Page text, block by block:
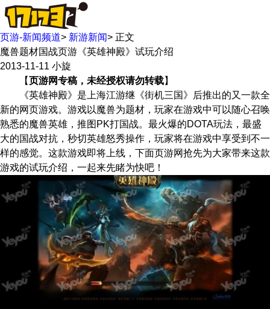
页游-新闻频道> 新游新闻> 正文
魔兽题材国战页游《英雄神殿》试玩介绍
2013-11-11 小旋
【页游网专稿，未经授权请勿转载】
《英雄神殿》是上海江游继《街机三国》后推出的又一款全
新的网页游戏。游戏以魔兽为题材，玩家在游戏中可以随心召唤
熟悉的魔兽英雄，推图PK打国战。最火爆的DOTA玩法，最盛
大的国战对抗，秒切英雄怒秀操作，玩家将在游戏中享受到不一
样的感觉。这款游戏即将上线，下面页游网抢先为大家带来这款
游戏的试玩介绍，一起来先睹为快吧！